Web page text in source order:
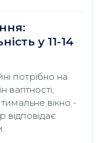
у 11-14
потрібно на
вікно -
відповідає